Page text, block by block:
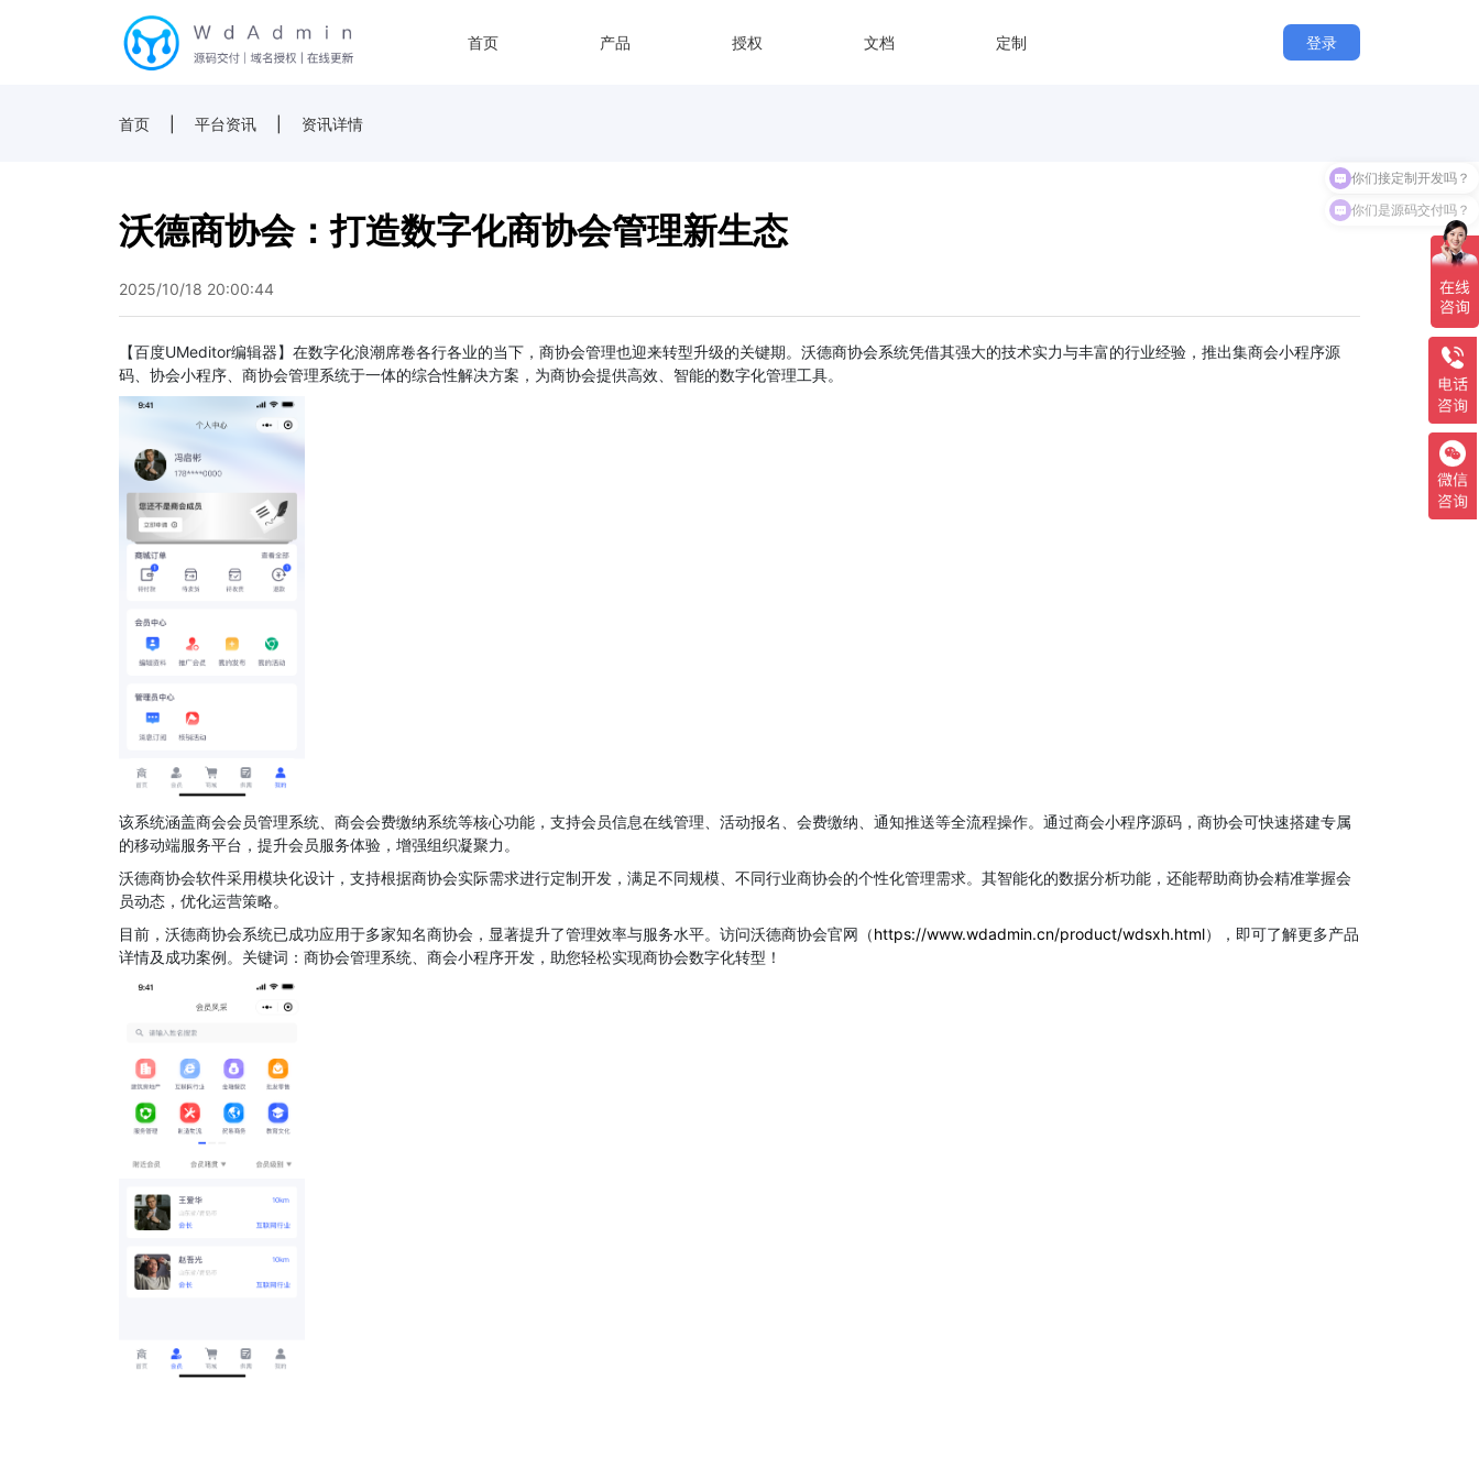
首页 产品 授权 文档 定制 登录
首页 平台资讯 资讯详情
沃德商协会：打造数字化商协会管理新生态
2025/10/18 20:00:44
【百度UMeditor编辑器】在数字化浪潮席卷各行各业的当下，商协会管理也迎来转型升级的关键期。沃德商协会系统凭借其强大的技术实力与丰富的行业经验，推出集商会小程序源
码、协会小程序、商协会管理系统于一体的综合性解决方案，为商协会提供高效、智能的数字化管理工具。
该系统涵盖商会会员管理系统、商会会费缴纳系统等核心功能，支持会员信息在线管理、活动报名、会费缴纳、通知推送等全流程操作。通过商会小程序源码，商协会可快速搭建专属
的移动端服务平台，提升会员服务体验，增强组织凝聚力。
沃德商协会软件采用模块化设计，支持根据商协会实际需求进行定制开发，满足不同规模、不同行业商协会的个性化管理需求。其智能化的数据分析功能，还能帮助商协会精准掌握会
员动态，优化运营策略。
目前，沃德商协会系统已成功应用于多家知名商协会，显著提升了管理效率与服务水平。访问沃德商协会官网（https://www.wdadmin.cn/product/wdsxh.html），即可了解更多产品
详情及成功案例。关键词：商协会管理系统、商会小程序开发，助您轻松实现商协会数字化转型！
你们是源码交付吗？